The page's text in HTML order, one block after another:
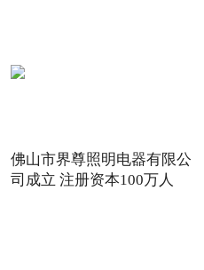
佛山市界尊照明电器有限公
司成立 注册资本100万人